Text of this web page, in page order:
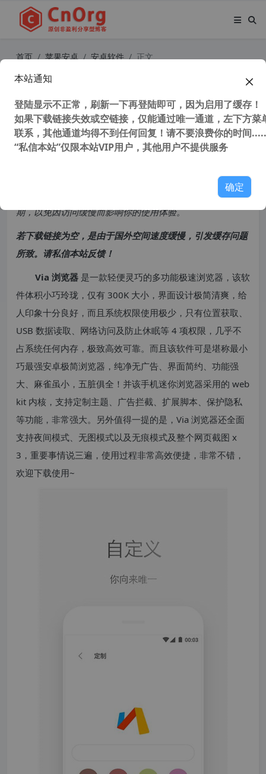
首页 苹果安卓 安卓软件 正文
Via浏览器安卓版 v4.6.0官方版
36,737 次浏览次阅读
共计 2079 个字符，预计需要花费 6 分钟才能阅读完成。
由于网站空间位于国外，建议避开晚上的访问高峰
期，以免因访问缓慢而影响你的使用体验。
若下载链接为空，是由于国外空间速度缓慢，引发缓存问题
所致。请私信本站反馈！
Via 浏览器 是一款轻便灵巧的多功能极速浏览器，该软
件体积小巧玲珑，仅有 300K 大小，界面设计极简清爽，给
人印象十分良好，而且系统权限使用极少，只有位置获取、
USB 数据读取、网络访问及防止休眠等 4 项权限，几乎不
占系统任何内存，极致高效可靠。而且该软件可是堪称最小
巧最强安卓极简浏览器，纯净无广告、界面简约、功能强
大、麻雀虽小，五脏俱全！并该手机迷你浏览器采用的 web
kit 内核，支持定制主题、广告拦截、扩展脚本、保护隐私
等功能，非常强大。另外值得一提的是，Via 浏览器还全面
支持夜间模式、无图模式以及无痕模式及整个网页截图 x
3，重要事情说三遍，使用过程非常高效便捷，非常不错，
欢迎下载使用~
本站通知
登陆显示不正常，刷新一下再登陆即可，因为启用了缓存！
如果下载链接失效或空链接，仅能通过唯一通道，左下方菜
联系，其他通道均得不到任何回复！请不要浪费你的时间
“私信本站”仅限本站VIP用户，其他用户不提供服务
确定